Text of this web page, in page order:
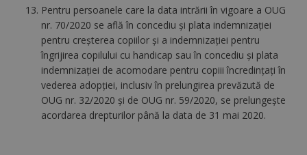
Pentru persoanele care la data intrării în vigoare a OUG
nr. 70/2020 se află în concediu şi plata indemnizaţiei
pentru creşterea copiilor şi a indemnizaţiei pentru
îngrijirea copilului cu handicap sau în concediu şi plata
indemnizaţiei de acomodare pentru copiii încredinţaţi în
vederea adopţiei, inclusiv în prelungirea prevăzută de
OUG nr. 32/2020 şi de OUG nr. 59/2020, se prelungeşte
acordarea drepturilor până la data de 31 mai 2020.